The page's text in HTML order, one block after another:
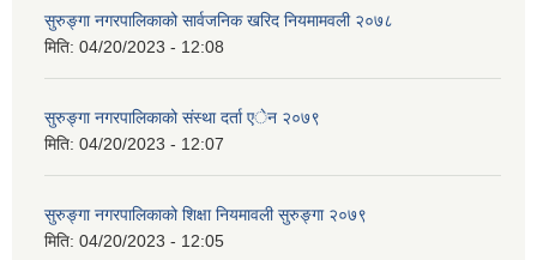
सुरुङ्गा नगरपालिकाको सार्वजनिक खरिद नियमामवली २०७८
मिति: 04/20/2023 - 12:08
सुरुङ्गा नगरपालिकाको संस्था दर्ता एेन २०७९
मिति: 04/20/2023 - 12:07
सुरुङ्गा नगरपालिकाको शिक्षा नियमावली सुरुङ्गा २०७९
मिति: 04/20/2023 - 12:05